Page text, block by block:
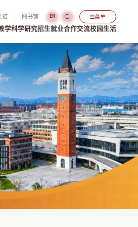
招 图书馆 EN 菜单
学科学研究招生就业合作交流校园生活